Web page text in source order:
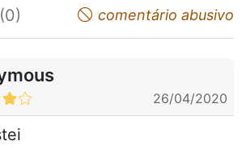
I do not appreciatecomentário abusivo
26/04/2020